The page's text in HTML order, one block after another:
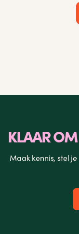
KLAAR OM
Maak kennis, stel